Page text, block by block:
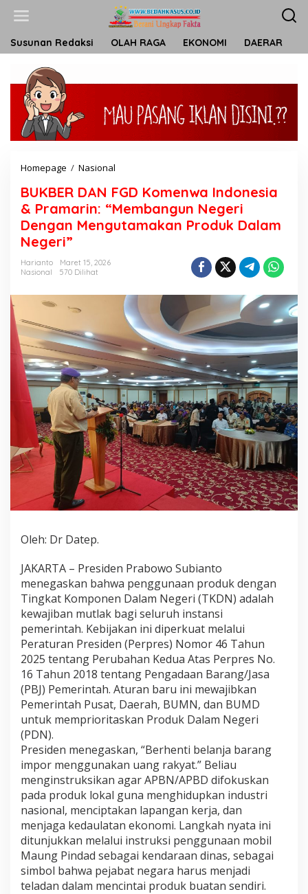
t
Susunan Redaksi OLAH RAGA EKONOMI DAERAR
Homepage / Nasional
K
B
R
m
e
n
w
a
I
n
d
o
n
e
i
&
m
a
r
i
n
:
M
e
m
b
a
n
g
n
N
g
e
r
i
D
e
n
g
a
BUKBER DAN FGD Komenwa Indonesia
& Pramarin: “Membangun Negeri
Dengan Mengutamakan Produk Dalam
Negeri”
Harianto
Maret 15, 2026
Nasional
570 Dilihat
Oleh: Dr Datep.
​JAKARTA – Presiden Prabowo Subianto
menegaskan bahwa penggunaan produk dengan
Tingkat Komponen Dalam Negeri (TKDN) adalah
kewajiban mutlak bagi seluruh instansi
pemerintah. Kebijakan ini diperkuat melalui
Peraturan Presiden (Perpres) Nomor 46 Tahun
2025 tentang Perubahan Kedua Atas Perpres No.
16 Tahun 2018 tentang Pengadaan Barang/Jasa
(PBJ) Pemerintah. Aturan baru ini mewajibkan
Pemerintah Pusat, Daerah, BUMN, dan BUMD
untuk memprioritaskan Produk Dalam Negeri
(PDN).
​Presiden menegaskan, “Berhenti belanja barang
impor menggunakan uang rakyat.” Beliau
menginstruksikan agar APBN/APBD difokuskan
pada produk lokal guna menghidupkan industri
nasional, menciptakan lapangan kerja, dan
menjaga kedaulatan ekonomi. Langkah nyata ini
ditunjukkan melalui instruksi penggunaan mobil
Maung Pindad sebagai kendaraan dinas, sebagai
simbol bahwa pejabat negara harus menjadi
teladan dalam mencintai produk buatan sendiri.